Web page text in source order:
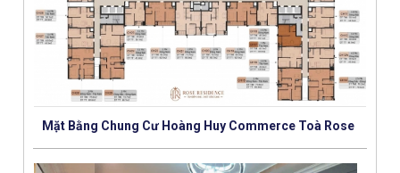
Mặt Bằng Chung Cư Hoàng Huy Commerce Toà Rose